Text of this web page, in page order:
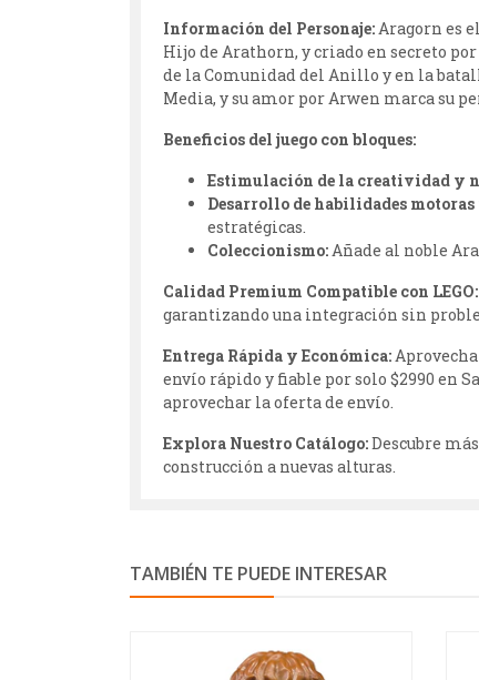
Información del Personaje:Aragorn es
Hijo de Arathorn, y criado en secreto
de la Comunidad del Anillo y en la
Media, y su amor por Arwen marca su
Beneficios del juego con bloques:
Estimulación de la creatividad y
Desarrollo de habilidades
estratégicas.
Coleccionismo:Añade al noble
Calidad Premium Compatible con LEGO:
garantizando una integración sin
Entrega Rápida y Económica:
envío rápido y fiable por solo $2990 en
aprovechar la oferta de envío.
Explora Nuestro Catálogo:Descubre
construcción a nuevas alturas.
TAMBIÉN TE PUEDE INTERESAR